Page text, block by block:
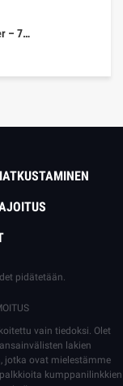
– 7…
pidätetään.
vain tiedoksi. Olet
lakien
jotka ovat mielestämme
kumppanilinkkien